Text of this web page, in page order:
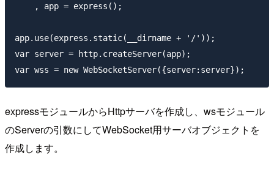
    , app = express();
app.use(express.static(__dirname + '/'));
var server = http.createServer(app);
expressモジュールからHttpサーバを作成し、wsモジュール
のServerの引数にしてWebSocket用サーバオブジェクトを
作成します。